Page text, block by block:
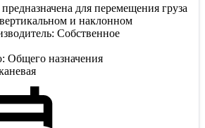
для перемещения груза
и наклонном
Собственное
Общего назначения